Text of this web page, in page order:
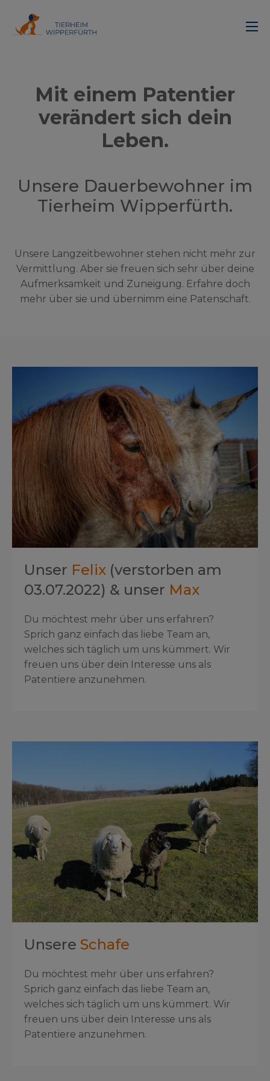
Mit einem Patentier
verändert sich dein
Leben.
Unsere Dauerbewohner im
Tierheim Wipperfürth.
Unsere Langzeitbewohner stehen nicht mehr zur
Vermittlung. Aber sie freuen sich sehr über deine
Aufmerksamkeit und Zuneigung. Erfahre doch
mehr über sie und übernimm eine Patenschaft.
Unser Felix (verstorben am
03.07.2022) & unser Max
Du möchtest mehr über uns erfahren?
Sprich ganz einfach das liebe Team an,
welches sich täglich um uns kümmert. Wir
freuen uns über dein Interesse uns als
Patentiere anzunehmen.
Unsere Schafe
Du möchtest mehr über uns erfahren?
Sprich ganz einfach das liebe Team an,
welches sich täglich um uns kümmert. Wir
freuen uns über dein Interesse uns als
Patentiere anzunehmen.